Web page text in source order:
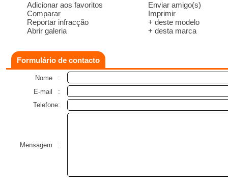
Adicionar aos favoritos
Comparar
Reportar infracção
Abrir galeria
Enviar amigo(s)
Imprimir
+ deste modelo
+ desta marca
Formulário de contacto
Nome
:
E-mail
:
Telefone:
Mensagem :